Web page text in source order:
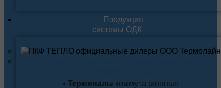
Продукция
системы ОДК
• Терминалы коммутационные